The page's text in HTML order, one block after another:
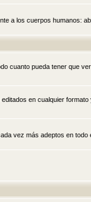
a los cuerpos humanos:
cuanto pueda tener que
en cualquier
vez más adeptos en todo